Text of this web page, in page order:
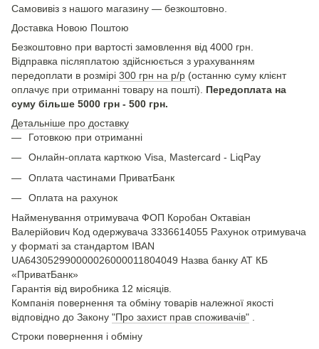
Самовивіз з нашого магазину — безкоштовно.
Доставка Новою Поштою
Безкоштовно при вартості замовлення від 4000 грн.
Відправка післяплатою здійснюється з урахуванням
передоплати в розмірі 300 грн на р/р (останню суму клієнт
оплачує при отриманні товару на пошті). Передоплата на
суму більше 5000 грн - 500 грн.
Детальніше про доставку
Готовкою при отриманні
Онлайн-оплата карткою Visa, Mastercard - LiqPay
Оплата частинами ПриватБанк
Оплата на рахунок
Найменування отримувача ФОП Коробан Октавіан
Валерійович Код одержувача 3336614055 Рахунок отримувача
у форматі за стандартом IBAN
UA643052990000026000011804049 Назва банку АТ КБ
«ПриватБанк»
Гарантія від виробника 12 місяців.
Компанія повернення та обміну товарів належної якості
відповідно до Закону "Про захист прав споживачів" .
Строки повернення і обміну